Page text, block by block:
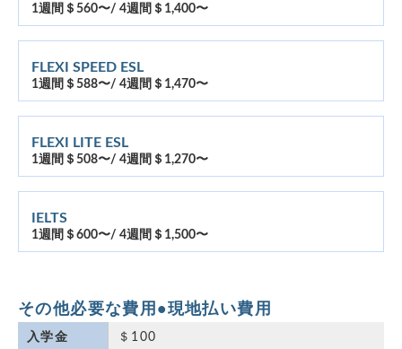
1週間＄560〜/ 4週間＄1,400〜
FLEXI SPEED ESL
1週間＄588〜/ 4週間＄1,470〜
FLEXI LITE ESL
1週間＄508〜/ 4週間＄1,270〜
IELTS
1週間＄600〜/ 4週間＄1,500〜
その他必要な費用•現地払い費用
入学金 ＄100